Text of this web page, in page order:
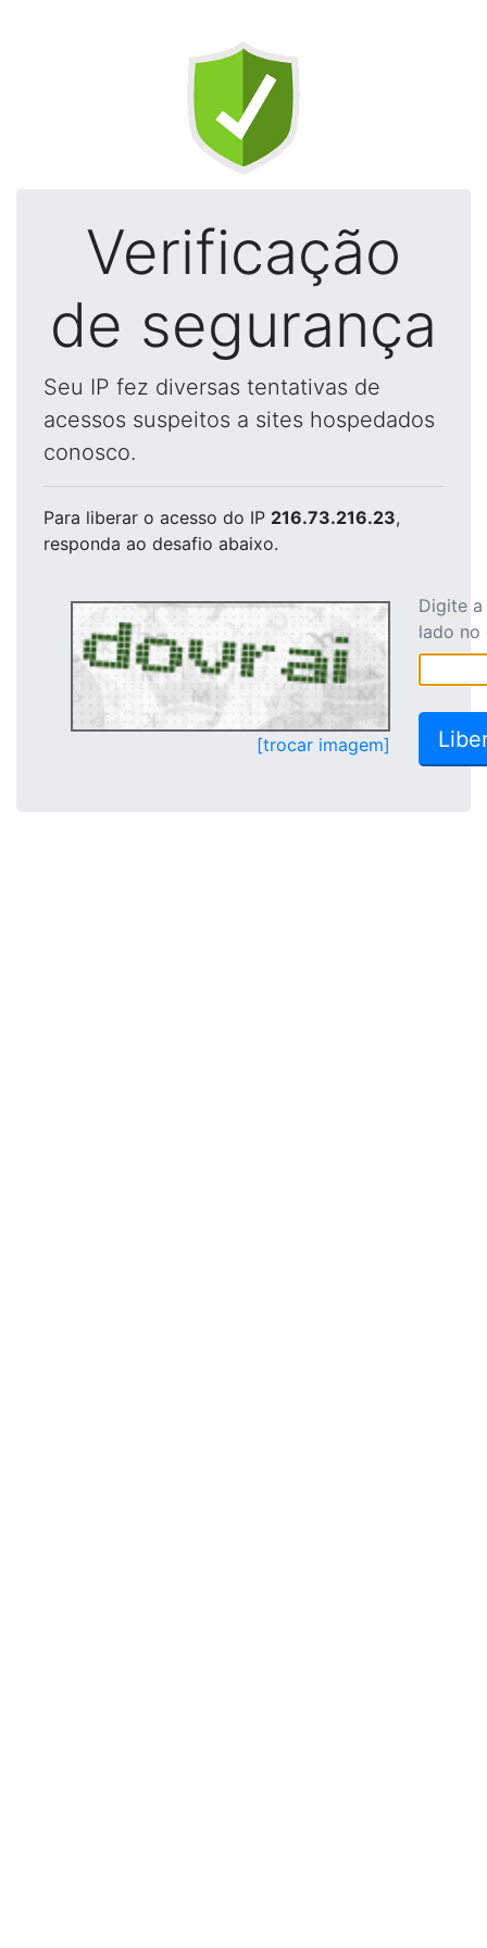
Verificação
de segurança
Seu IP fez diversas tentativas de
acessos suspeitos a sites hospedados
conosco.
Para liberar o acesso do IP 216.73.216.23,
responda ao desafio abaixo.
[trocar imagem]
Digite
lado no